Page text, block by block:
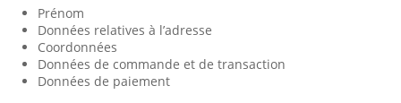
Prénom
Données relatives à l’adresse
Coordonnées
Données de commande et de transaction
Données de paiement